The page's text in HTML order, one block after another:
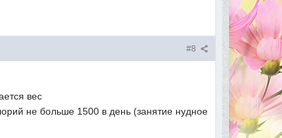
#8
вес
не больше 1500 в день (занятие нудное